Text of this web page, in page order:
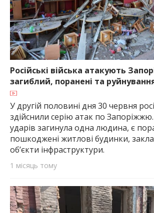
Російські війська атакують
загиблий, поранені та
У другій половині дня 30 червня
здійснили серію атак по
ударів загинула одна людина, є
пошкоджені житлові будинки,
об’єкти інфраструктури.
1 місяць тому